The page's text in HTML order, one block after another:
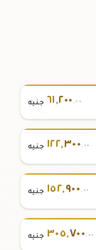
٦١,٢٠٠ .٠٠ جنيه
١٢٢,٣٠٠.٠٠ جنيه
١٥٢,٩٠٠.٠٠ جنيه
٣٠٥,٧٠٠.٠٠ جنيه